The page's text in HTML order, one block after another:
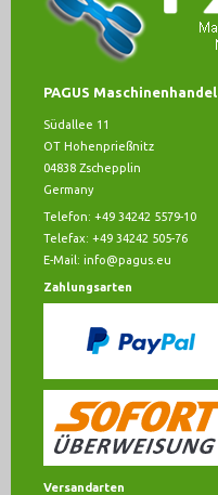
PAGUS Maschinenhandel
Südallee 11
OT Hohenprießnitz
04838 Zschepplin
Germany
Telefon: +49 34242 5579-10
Telefax: +49 34242 505-76
E-Mail: info@pagus.eu
Zahlungsarten
Versandarten